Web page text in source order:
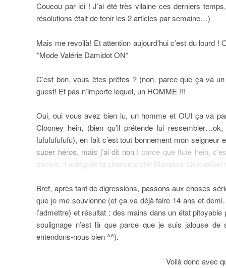
Coucou par ici ! J’ai été très vilaine ces derniers
résolutions était de tenir les 2 articles par semaine…)
Mais me revoilà! Et attention aujourd’hui c’est du lourd
*Mode Valérie Damidot ON*
C’est bon, vous êtes prêtes ? (non, parce que ça va
guest! Et pas n’importe lequel, un HOMME !!!
Oui, oui vous avez bien lu, un homme et OUI ça va
Clooney hein, (bien qu’il prétende lui
fufufufufufu), en fait c’est tout bonnement mon
super héros, mais j’ai dit non ! parce que flute hein,
encore, il a déjà de la chance d’être Monsieur QuicheGirl
Bref, après tant de digressions, passons aux choses
que je me souvienne (et ça va déjà faire 14 ans et
l’admettre) et résultat : des mains dans un état
soulignage n’est là que parce que je suis jalouse
entendons-nous bien ^^).
Voilà donc avec